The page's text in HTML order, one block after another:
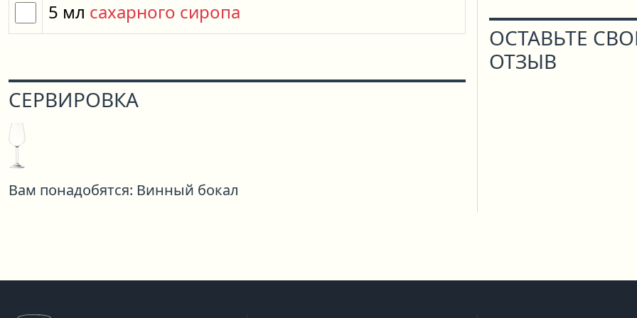
5 мл сахарного сиропа
СЕРВИРОВКА
Вам понадобятся: Винный бокал
ОСТАВЬТЕ
ОТЗЫВ